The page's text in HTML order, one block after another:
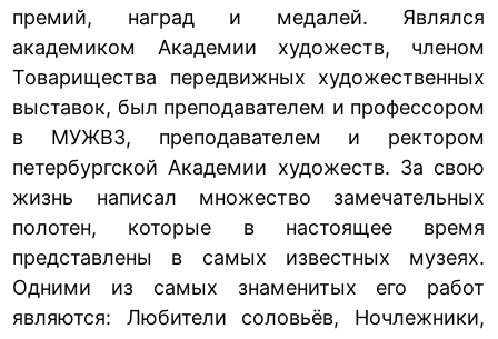
премий, наград и медалей. Являлся
академиком Академии художеств, членом
Товарищества передвижных художественных
выставок, был преподавателем и профессором
в МУЖВЗ, преподавателем и ректором
петербургской Академии художеств. За свою
жизнь написал множество замечательных
полотен, которые в настоящее время
представлены в самых известных музеях.
Одними из самых знаменитых его работ
являются: Любители соловьёв, Ночлежники,